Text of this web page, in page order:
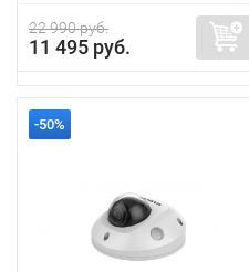
22 990 руб.
11 495 руб.
-50%